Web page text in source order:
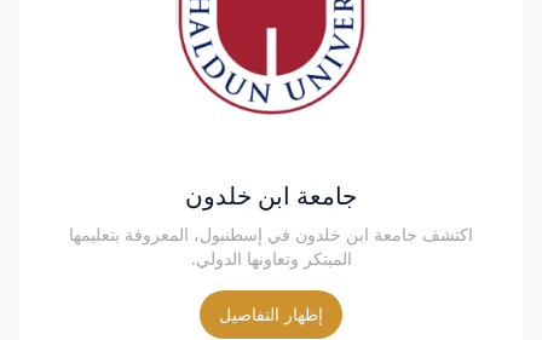
جامعة ابن خلدون
اكتشف جامعة ابن خلدون في إسطنبول، المعروفة بتعليمها
المبتكر وتعاونها الدولي.
إظهار التفاصيل